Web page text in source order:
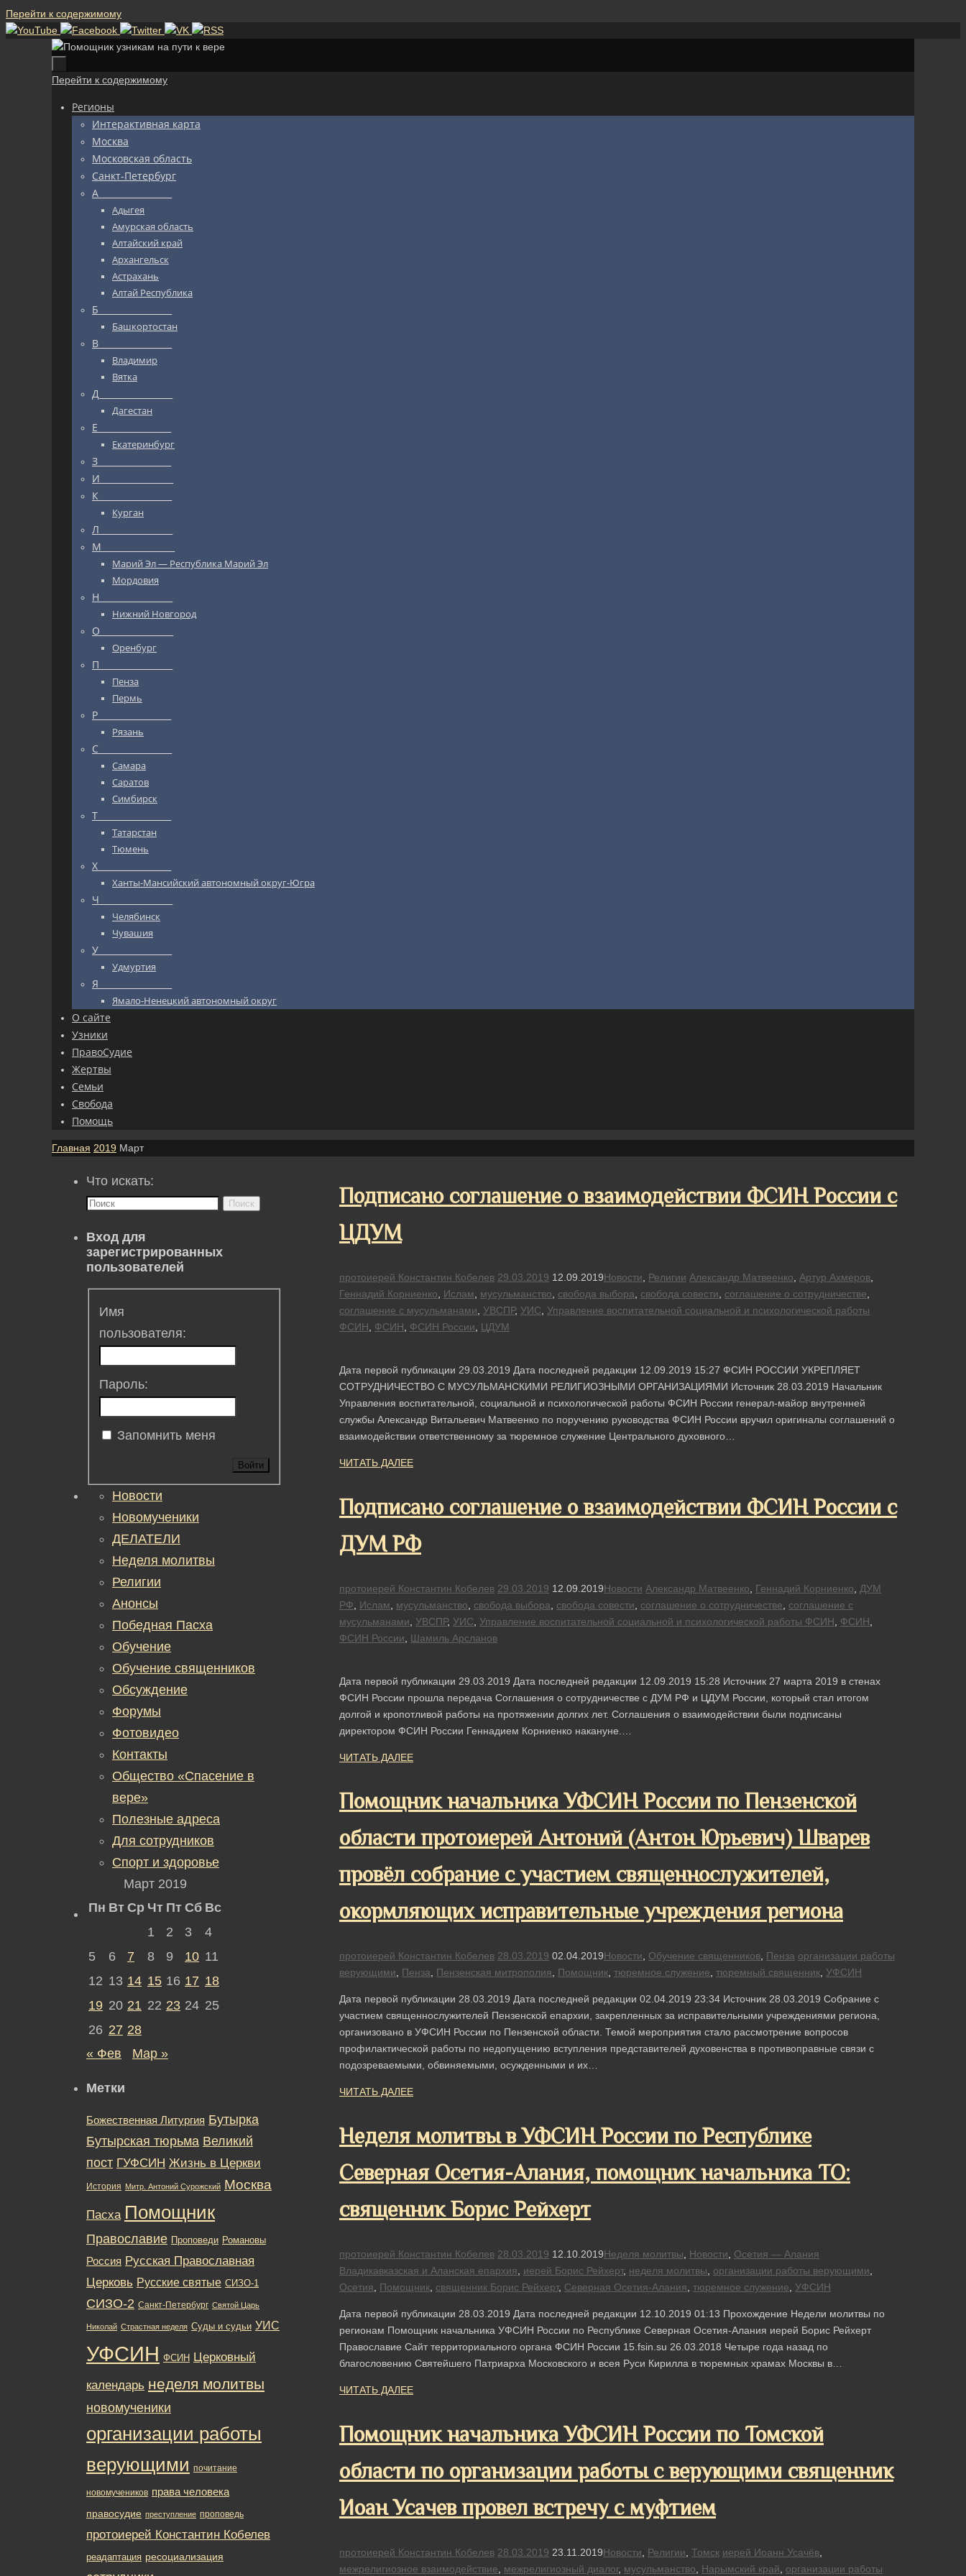
Перейти к содержимому
Перейти к содержимому
Регионы
Интерактивная карта
Москва
Московская область
Санкт-Петербург
А_________________
Адыгея
Амурская область
Алтайский край
Архангельск
Астрахань
Алтай Республика
Б_________________
Башкортостан
В_________________
Владимир
Вятка
Д_________________
Дагестан
Е_________________
Екатеринбург
З_________________
И_________________
К_________________
Курган
Л_________________
М_________________
Марий Эл — Республика Марий Эл
Мордовия
Н_________________
Нижний Новгород
О_________________
Оренбург
П_________________
Пенза
Пермь
Р_________________
Рязань
С_________________
Самара
Саратов
Симбирск
Т_________________
Татарстан
Тюмень
Х_________________
Ханты-Мансийский автономный округ-Югра
Ч_________________
Челябинск
Чувашия
У_________________
Удмуртия
Я_________________
Ямало-Ненецкий автономный округ
О сайте
Узники
ПравоСудие
Жертвы
Семьи
Свобода
Помощь
Главная 2019 Март
Подписано соглашение о взаимодействии ФСИН России с
ЦДУМ
протоиерей Константин Кобелев 29.03.2019 12.09.2019Новости Религии Александр Матвеенко Артур Ахмеров
Геннадий Корниенко
Ислам мусульманство свобода выбора свобода совести соглашение о сотрудничестве
соглашение с мусульманами
УВСПР, УИС
Управление воспитательной социальной и психологической работы
ФСИН
ФСИН ФСИН России ЦДУМ
Дата первой публикации 29.03.2019 Дата последней редакции 12.09.2019 15:27 ФСИН РОССИИ УКРЕПЛЯЕТ
СОТРУДНИЧЕСТВО С МУСУЛЬМАНСКИМИ РЕЛИГИОЗНЫМИ ОРГАНИЗАЦИЯМИ Источник 28.03.2019 Начальник
Управления воспитательной, социальной и психологической работы ФСИН России генерал-майор внутренней
службы Александр Витальевич Матвеенко по поручению руководства ФСИН России вручил оригиналы соглашений о
взаимодействии ответственному за тюремное служение Центрального духовного…
ЧИТАТЬ ДАЛЕЕ
Подписано соглашение о взаимодействии ФСИН России с
ДУМ РФ
протоиерей Константин Кобелев 29.03.2019 12.09.2019Новости Александр Матвеенко Геннадий Корниенко
ДУМ
РФ
Ислам мусульманство свобода выбора свобода совести соглашение о сотрудничестве
соглашение с
мусульманами
УВСПР, УИС Управление воспитательной социальной и психологической работы ФСИН ФСИН
ФСИН России
Шамиль Арсланов
Дата первой публикации 29.03.2019 Дата последней редакции 12.09.2019 15:28 Источник 27 марта 2019 в стенах
ФСИН России прошла передача Соглашения о сотрудничестве с ДУМ РФ и ЦДУМ России, который стал итогом
долгой и кропотливой работы на протяжении долгих лет. Соглашения о взаимодействии были подписаны
директором ФСИН России Геннадием Корниенко накануне.…
ЧИТАТЬ ДАЛЕЕ
Помощник начальника УФСИН России по Пензенской
области протоиерей Антоний (Антон Юрьевич) Шварев
провёл собрание с участием священнослужителей,
окормляющих исправительные учреждения региона
протоиерей Константин Кобелев 28.03.2019 02.04.2019Новости, Обучение священников, Пенза организации работы
верующими, Пенза, Пензенская митрополия, Помощник, тюремное служение, тюремный священник, УФСИН
Дата первой публикации 28.03.2019 Дата последней редакции 02.04.2019 23:34 Источник 28.03.2019 Собрание с
участием священнослужителей Пензенской епархии, закрепленных за исправительными учреждениями региона,
организовано в УФСИН России по Пензенской области. Темой мероприятия стало рассмотрение вопросов
профилактической работы по недопущению вступления представителей духовенства в противоправные связи с
подозреваемыми, обвиняемыми, осужденными и их…
ЧИТАТЬ ДАЛЕЕ
Неделя молитвы в УФСИН России по Республике
Северная Осетия-Алания, помощник начальника ТО:
священник Борис Рейхерт
протоиерей Константин Кобелев 28.03.2019 12.10.2019Неделя молитвы Новости
Осетия — Алания
Владикавказская и Аланская епархия
иерей Борис Рейхерт, неделя молитвы организации работы верующими
Осетия
Помощник священник Борис Рейхерт, Северная Осетия-Алания тюремное служение УФСИН
Дата первой публикации 28.03.2019 Дата последней редакции 12.10.2019 01:13 Прохождение Недели молитвы по
регионам Помощник начальника УФСИН России по Республике Северная Осетия-Алания иерей Борис Рейхерт
Православие Сайт территориального органа ФСИН России 15.fsin.su 26.03.2018 Четыре года назад по
благословению Святейшего Патриарха Московского и всея Руси Кирилла в тюремных храмах Москвы в…
ЧИТАТЬ ДАЛЕЕ
Помощник начальника УФСИН России по Томской
области по организации работы с верующими священник
Иоан Усачев провел встречу с муфтием
протоиерей Константин Кобелев 28.03.2019 23.11.2019Новости Религии Томск иерей Иоанн Усачёв
межрелигиозное взаимодействие
межрелигиозный диалог, мусульманство Нарымский край организации работы
Что искать:
Поиск
Вход для
зарегистрированных
пользователей
Имя
пользователя:
Пароль:
Запомнить меня
Войти
Новости
Новомученики
ДЕЛАТЕЛИ
Неделя молитвы
Религии
Анонсы
Победная Пасха
Обучение
Обучение священников
Обсуждение
Форумы
Фотовидео
Контакты
Общество «Спасение в
вере»
Полезные адреса
Для сотрудников
Спорт и здоровье
Март 2019
Пн Вт Ср Чт Пт Сб Вс
1
2 3
4
5
6 7 8 9 10 11
12 13 14 15 16 17 18
19 20 21 22 23 24 25
26 27 28
« Фев
Мар »
Метки
Божественная Литургия Бутырка
Бутырская тюрьма Великий
пост ГУФСИН Жизнь в Церкви
История Митр. Антоний Сурожский Москва
Пасха Помощник
Православие Проповеди Романовы
Россия Русская Православная
Церковь Русские святые СИЗО-1
СИЗО-2 Санкт-Петербург Святой Царь
Николай Страстная неделя Суды и судьи УИС
УФСИН ФСИН Церковный
календарь неделя молитвы
новомученики
организации работы
верующими почитание
новомучеников права человека
правосудие преступление проповедь
протоиерей Константин Кобелев
реадаптация ресоциализация